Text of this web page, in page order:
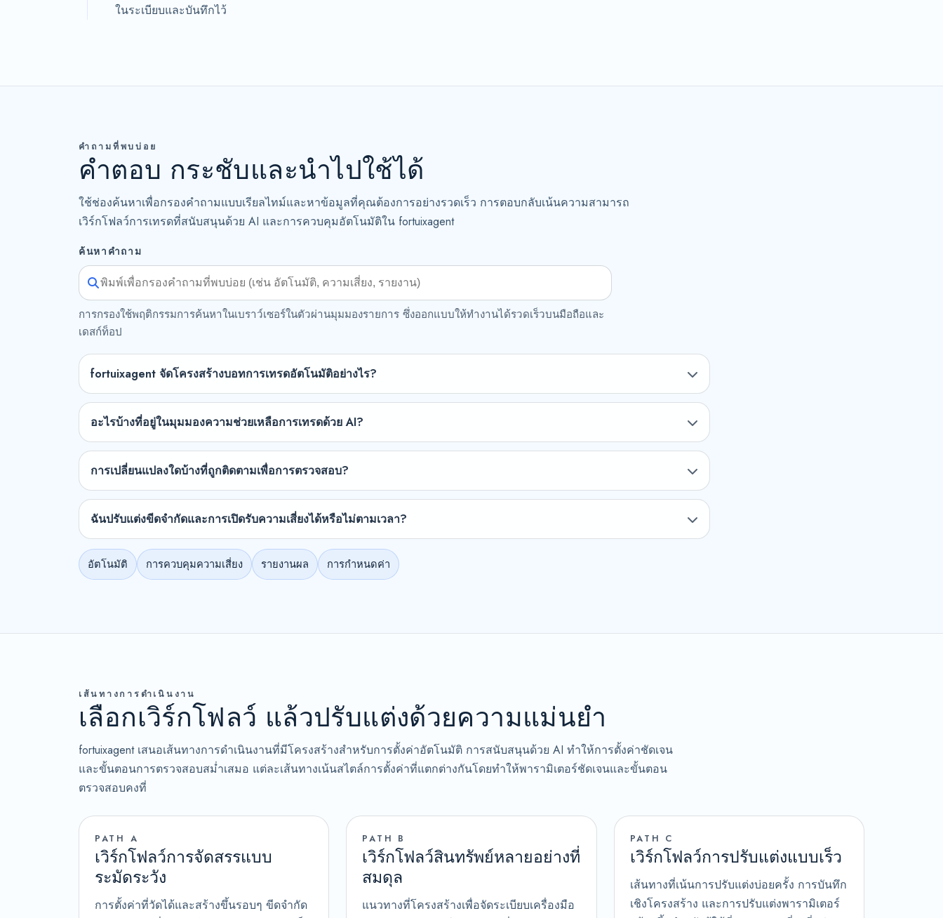
ในระเบียบและบันทึกไว้
คำถามที่พบบ่อย
คำตอบ กระชับและนำไปใช้ได้
ใช้ช่องค้นหาเพื่อกรองคำถามแบบเรียลไทม์และหาข้อมูลที่คุณต้องการอย่างรวดเร็ว การตอบกลับเน้นความสามารถ
เวิร์กโฟลว์การเทรดที่สนับสนุนด้วย AI และการควบคุมอัตโนมัติใน fortuixagent
ค้นหาคำถาม
การกรองใช้พฤติกรรมการค้นหาในเบราว์เซอร์ในตัวผ่านมุมมองรายการ ซึ่งออกแบบให้ทำงานได้รวดเร็วบนมือถือและ
เดสก์ท็อป
fortuixagent จัดโครงสร้างบอทการเทรดอัตโนมัติอย่างไร?
อะไรบ้างที่อยู่ในมุมมองความช่วยเหลือการเทรดด้วย AI?
การเปลี่ยนแปลงใดบ้างที่ถูกติดตามเพื่อการตรวจสอบ?
ฉันปรับแต่งขีดจำกัดและการเปิดรับความเสี่ยงได้หรือไม่ตามเวลา?
อัตโนมัติ การควบคุมความเสี่ยง รายงานผล การกำหนดค่า
เส้นทางการดำเนินงาน
เลือกเวิร์กโฟลว์ แล้วปรับแต่งด้วยความแม่นยำ
fortuixagent เสนอเส้นทางการดำเนินงานที่มีโครงสร้างสำหรับการตั้งค่าอัตโนมัติ การสนับสนุนด้วย AI ทำให้การตั้งค่าชัดเจน
และขั้นตอนการตรวจสอบสม่ำเสมอ แต่ละเส้นทางเน้นสไตล์การตั้งค่าที่แตกต่างกันโดยทำให้พารามิเตอร์ชัดเจนและขั้นตอน
ตรวจสอบคงที่
PATH A
เวิร์กโฟลว์การจัดสรรแบบ
ระมัดระวัง
การตั้งค่าที่วัดได้และสร้างขึ้นรอบๆ ขีดจำกัด
PATH B
เวิร์กโฟลว์สินทรัพย์หลายอย่างที่
สมดุล
แนวทางที่โครงสร้างเพื่อจัดระเบียบเครื่องมือ
PATH C
เวิร์กโฟลว์การปรับแต่งแบบเร็ว
เส้นทางที่เน้นการปรับแต่งบ่อยครั้ง การบันทึก
เชิงโครงสร้าง และการปรับแต่งพารามิเตอร์